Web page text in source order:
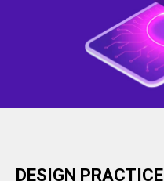
DESIGN PRACTICE